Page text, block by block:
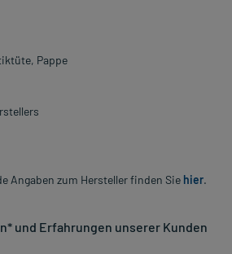
Pappe
Angaben zum Hersteller finden Sie hier.
und Erfahrungen unserer Kunden